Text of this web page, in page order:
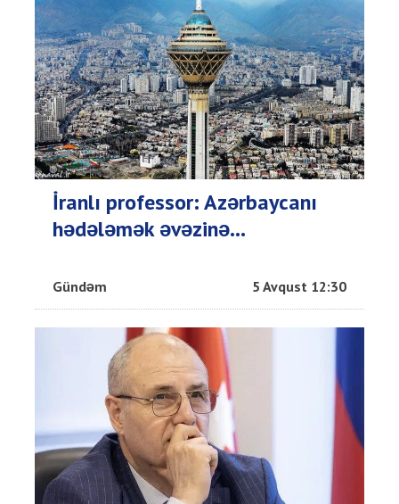
İranlı professor: Azərbaycanı
hədələmək əvəzinə...
Gündəm 5 Avqust 12:30